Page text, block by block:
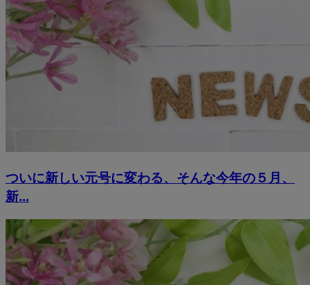
ついに新しい元号に変わる、そんな今年の５月、
新...